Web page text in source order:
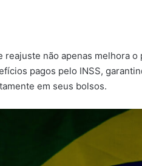
reajuste não apenas melhora
pagos pelo INSS,
em seus bolsos.